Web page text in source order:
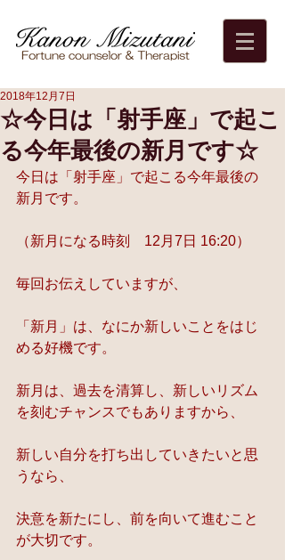
☆今日は「射手座」で起こ
る今年最後の新月です☆
2018年12月7日
今日は「射手座」で起こる今年最後の
新月です。
（新月になる時刻　12月7日 16:20）
毎回お伝えしていますが、
「新月」は、なにか新しいことをはじ
める好機です。
新月は、過去を清算し、新しいリズム
を刻むチャンスでもありますから、
新しい自分を打ち出していきたいと思
うなら、
決意を新たにし、前を向いて進むこと
が大切です。